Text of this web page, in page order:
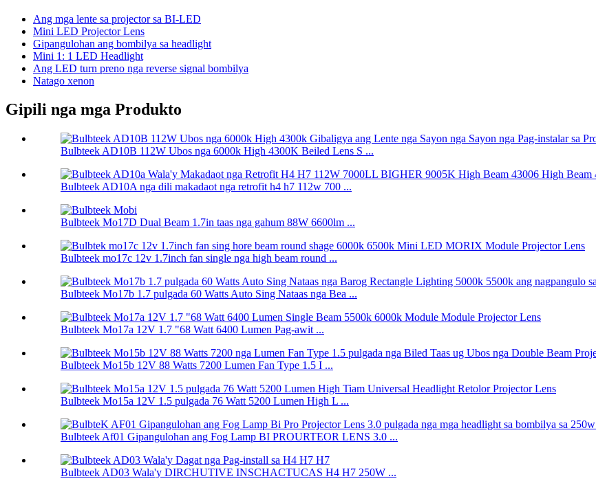
Ang mga lente sa projector sa BI-LED
Mini LED Projector Lens
Gipangulohan ang bombilya sa headlight
Mini 1: 1 LED Headlight
Ang LED turn preno nga reverse signal bombilya
Natago xenon
Gipili nga mga Produkto
Bulbteek AD10B 112W Ubos nga 6000k High 4300K ​​Beiled Lens S ...
Bulbteek AD10A nga dili makadaot nga retrofit h4 h7 112w 700 ...
Bulbteek Mo17D Dual Beam 1.7in taas nga gahum 88W 6600lm ...
Bulbteek mo17c 12v 1.7inch fan single nga high beam round ...
Bulbteek Mo17b 1.7 pulgada 60 Watts Auto Sing Nataas nga Bea ...
Bulbteek Mo17a 12V 1.7 "68 Watt 6400 Lumen Pag-awit ...
Bulbteek Mo15b 12V 88 Watts 7200 Lumen Fan Type 1.5 I ...
Bulbteek Mo15a 12V 1.5 pulgada 76 Watt 5200 Lumen High L ...
Bulbteek Af01 Gipangulohan ang Fog Lamp BI PROURTEOR LENS 3.0 ...
Bulbteek AD03 Wala'y DIRCHUTIVE INSCHACTUCAS H4 H7 250W ...